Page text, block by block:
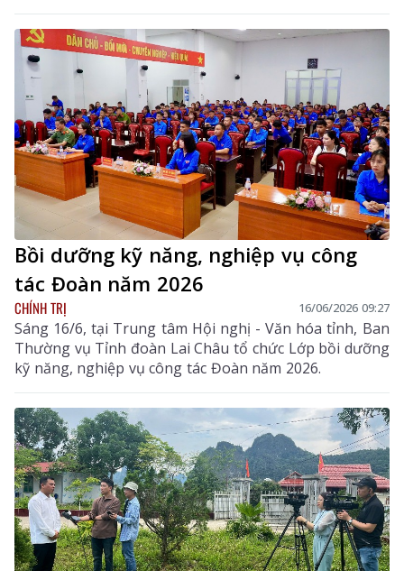
Bồi dưỡng kỹ năng, nghiệp vụ công
tác Đoàn năm 2026
CHÍNH TRỊ 16/06/2026 09:27
Sáng 16/6, tại Trung tâm Hội nghị - Văn hóa tỉnh, Ban
Thường vụ Tỉnh đoàn Lai Châu tổ chức Lớp bồi dưỡng
kỹ năng, nghiệp vụ công tác Đoàn năm 2026.